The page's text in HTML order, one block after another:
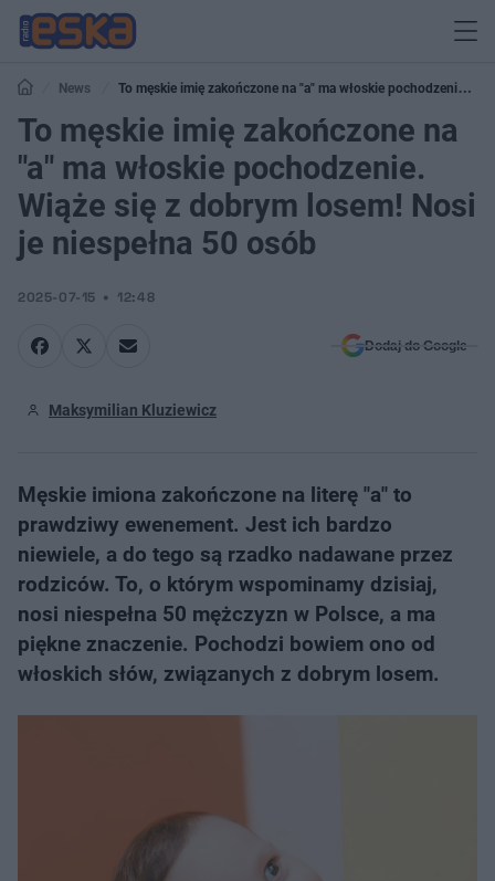
News
To męskie imię zakończone na "a" ma włoskie pochodzenie.
Wiąże się z dobrym losem! Nosi je niespełna 50 osób
To męskie imię zakończone na
"a" ma włoskie pochodzenie.
Wiąże się z dobrym losem! Nosi
je niespełna 50 osób
2025-07-15 12:48
Dodaj do Google
Maksymilian Kluziewicz
Męskie imiona zakończone na literę "a" to
prawdziwy ewenement. Jest ich bardzo
niewiele, a do tego są rzadko nadawane przez
rodziców. To, o którym wspominamy dzisiaj,
nosi niespełna 50 mężczyzn w Polsce, a ma
piękne znaczenie. Pochodzi bowiem ono od
włoskich słów, związanych z dobrym losem.